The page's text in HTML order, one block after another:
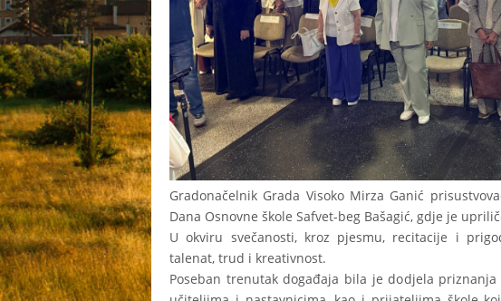
Gradonačelnik Grada Visoko Mirza Ganić
Dana Osnovne škole Safvet-beg Bašagić, gdje je
U okviru svečanosti, kroz pjesmu, recitacije i
talenat, trud i kreativnost.
Poseban trenutak događaja bila je dodjela